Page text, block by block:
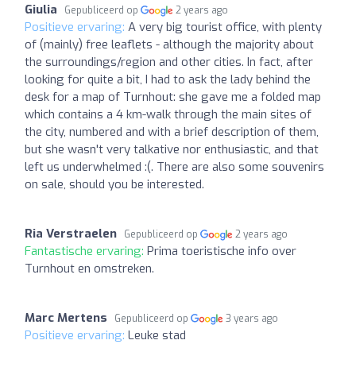
Giulia Gepubliceerd op 2 years ago
Positieve ervaring: A very big tourist office, with plenty
of (mainly) free leaflets - although the majority about
the surroundings/region and other cities. In fact, after
looking for quite a bit, I had to ask the lady behind the
desk for a map of Turnhout: she gave me a folded map
which contains a 4 km-walk through the main sites of
the city, numbered and with a brief description of them,
but she wasn't very talkative nor enthusiastic, and that
left us underwhelmed :(. There are also some souvenirs
on sale, should you be interested.
Ria Verstraelen Gepubliceerd op 2 years ago
Fantastische ervaring: Prima toeristische info over
Turnhout en omstreken.
Marc Mertens Gepubliceerd op 3 years ago
Positieve ervaring: Leuke stad